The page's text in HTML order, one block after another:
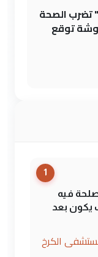
الصحة
توقع
1
فيه
يكون بعد
الكرخ